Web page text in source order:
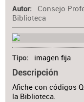
Autor
Consejo
Biblioteca
Tipo imagen fija
Descripción
Afiche con códigos
la Biblioteca.